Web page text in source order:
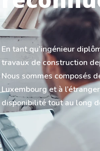
En tant qu’ingénieur
travaux de construction
Nous sommes composés
Luxembourg et à
disponibilité tout au long